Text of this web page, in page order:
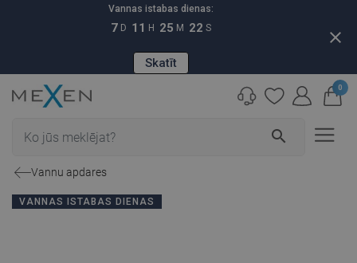
Vannas istabas dienas:
7 D 11 H 25 M 21 S
Skatīt
close
search
0
Vannu apdares
VANNAS ISTABAS DIENAS